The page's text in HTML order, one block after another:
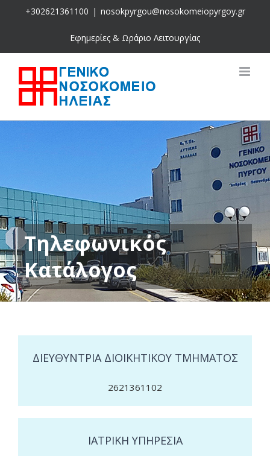
+302621361100 | nosokpyrgou@nosokomeiopyrgoy.gr
Εφημερίες & Ωράριο Λειτουργίας
Τηλεφωνικός
Κατάλογος
ΔΙΕΥΘΥΝΤΡΙΑ ΔΙΟΙΚΗΤΙΚΟΥ ΤΜΗΜΑΤΟΣ
2621361102
ΙΑΤΡΙΚΗ ΥΠΗΡΕΣΙΑ